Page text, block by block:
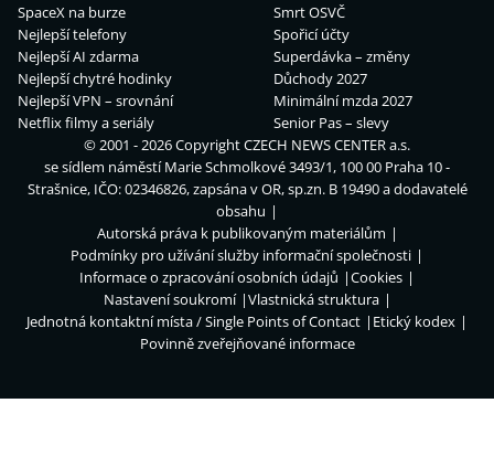
SpaceX na burze
Nejlepší telefony
Nejlepší AI zdarma
Nejlepší chytré hodinky
Nejlepší VPN – srovnání
Netflix filmy a seriály
Smrt OSVČ
Spořicí účty
Superdávka – změny
Důchody 2027
Minimální mzda 2027
Senior Pas – slevy
© 2001 - 2026 CopyrightCZECH NEWS CENTER a.s.
se sídlem náměstí Marie Schmolkové 3493/1, 100 00 Praha 10 -
Strašnice, IČO: 02346826, zapsána v OR, sp.zn. B 19490 a dodavatelé
obsahu
Autorská práva k publikovaným materiálům
Podmínky pro užívání služby informační společnosti
Informace o zpracování osobních údajů
Cookies
Nastavení soukromí
Vlastnická struktura
Jednotná kontaktní místa / Single Points of Contact
Etický kodex
Povinně zveřejňované informace